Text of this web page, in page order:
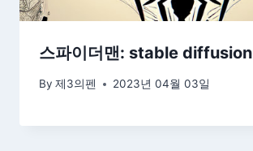
스파이더맨: stable diffusion
By 제3의펜 2023년 04월 03일